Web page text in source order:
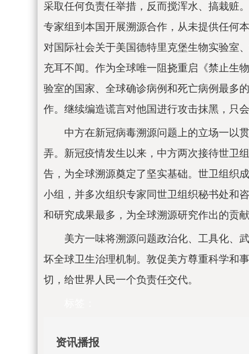
采取任何负责任举措，反而搅浑水、搞栽赃
专家组到本国开展溯源合作，从未提供任何
对国际社会关于美国德特里克堡生物实验室
充耳不闻。作为全球唯一阻挠重启《禁止生
验室的国家、全球确诊病例和死亡病例最多
作。继续编造谎言对他国进行攻击抹黑，只
中方在新冠病毒溯源问题上的立场一以
弄。新冠疫情发生以来，中方两次接待世卫
告，为全球溯源奠定了坚实基础。世卫组织
小组，并多次组织专家同世卫组织秘书处和
和研究成果最多，为全球溯源研究作出的贡
美方一味将溯源问题政治化、工具化、
坏全球卫生治理机制。敦促美方尊重科学和
切，给世界人民一个负责任交代。
资讯播报